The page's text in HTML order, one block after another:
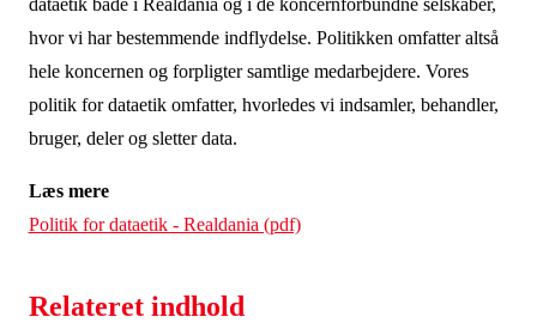
dataetik både i Realdania og i de koncernforbundne selskaber,
hvor vi har bestemmende indflydelse. Politikken omfatter altså
hele koncernen og forpligter samtlige medarbejdere. Vores
politik for dataetik omfatter, hvorledes vi indsamler, behandler,
bruger, deler og sletter data.
Læs mere
Politik for dataetik - Realdania (pdf)
Relateret indhold